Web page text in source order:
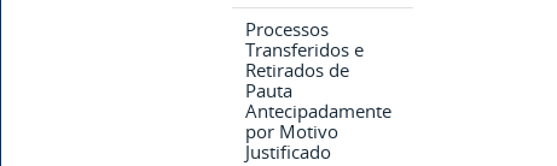
Processos
Transferidos e
Retirados de
Pauta
Antecipadamente
por Motivo
Justificado